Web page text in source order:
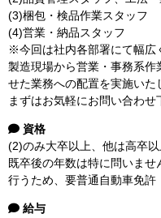
(3)梱包・検品作業スタッ
(4)営業・納品スタッフ
※今回は社内各部署にて幅広
製造現場から営業・事務系
せた業務への配置を実施いた
まずはお気軽にお問い合わせ
資格
(2)のみ大卒以上、他は高卒
既卒後の年数は特に問いま
行うため、要普通自動車免許
給与